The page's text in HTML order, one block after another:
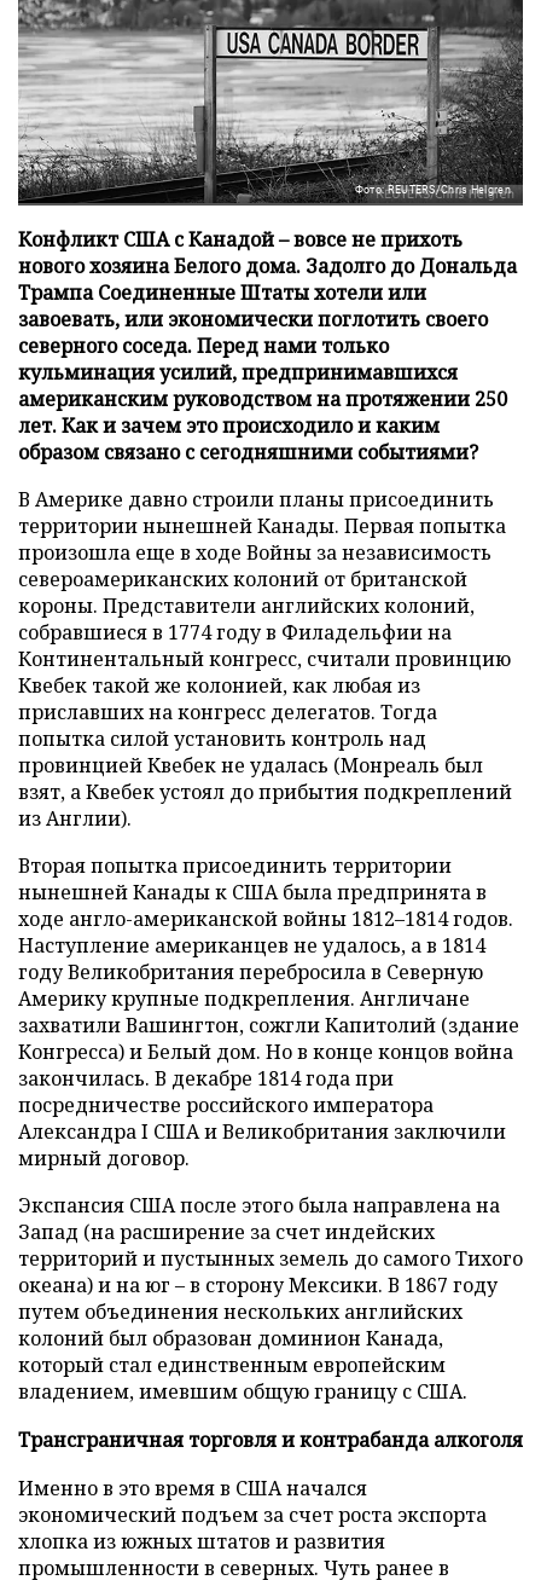
Фото: REUTERS/Chris Helgren
Конфликт США с Канадой – вовсе не прихоть
нового хозяина Белого дома. Задолго до Дональда
Трампа Соединенные Штаты хотели или
завоевать, или экономически поглотить своего
северного соседа. Перед нами только
кульминация усилий, предпринимавшихся
американским руководством на протяжении 250
лет. Как и зачем это происходило и каким
образом связано с сегодняшними событиями?
В Америке давно строили планы присоединить
территории нынешней Канады. Первая попытка
произошла еще в ходе Войны за независимость
североамериканских колоний от британской
короны. Представители английских колоний,
собравшиеся в 1774 году в Филадельфии на
Континентальный конгресс, считали провинцию
Квебек такой же колонией, как любая из
приславших на конгресс делегатов. Тогда
попытка силой установить контроль над
провинцией Квебек не удалась (Монреаль был
взят, а Квебек устоял до прибытия подкреплений
из Англии).
Вторая попытка присоединить территории
нынешней Канады к США была предпринята в
ходе англо-американской войны 1812–1814 годов.
Наступление американцев не удалось, а в 1814
году Великобритания перебросила в Северную
Америку крупные подкрепления. Англичане
захватили Вашингтон, сожгли Капитолий (здание
Конгресса) и Белый дом. Но в конце концов война
закончилась. В декабре 1814 года при
посредничестве российского императора
Александра I США и Великобритания заключили
мирный договор.
Экспансия США после этого была направлена на
Запад (на расширение за счет индейских
территорий и пустынных земель до самого Тихого
океана) и на юг – в сторону Мексики. В 1867 году
путем объединения нескольких английских
колоний был образован доминион Канада,
который стал единственным европейским
владением, имевшим общую границу с США.
Трансграничная торговля и контрабандаалкоголя
Именно в это время в США начался
экономический подъем за счет роста экспорта
хлопка из южных штатов и развития
промышленности в северных. Чуть ранее в